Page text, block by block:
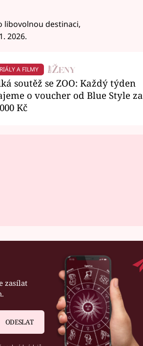
libovolnou destinaci,
2026.
A FILMY
soutěž se ZOO: Každý týden
o voucher od Blue Style za
Kč
zasílat
ODESLAT